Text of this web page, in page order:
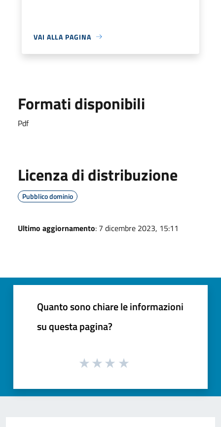
VAI ALLA PAGINA
Formati disponibili
Pdf
Licenza di distribuzione
Pubblico dominio
Ultimo aggiornamento: 7 dicembre 2023, 15:11
Quanto sono chiare le informazioni
su questa pagina?